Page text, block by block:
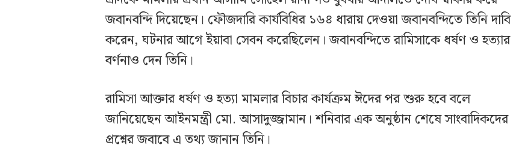
জবানবন্দি দিয়েছেন। ফৌজদারি কার্যবিধির ১৬৪ ধারায় দেওয়া জবানবন্দিতে তিনি দাবি
করেন, ঘটনার আগে ইয়াবা সেবন করেছিলেন। জবানবন্দিতে রামিসাকে ধর্ষণ ও হত্যার
বর্ণনাও দেন তিনি।
রামিসা আক্তার ধর্ষণ ও হত্যা মামলার বিচার কার্যক্রম ঈদের পর শুরু হবে বলে
জানিয়েছেন আইনমন্ত্রী মো. আসাদুজ্জামান। শনিবার এক অনুষ্ঠান শেষে সাংবাদিকদের
প্রশ্নের জবাবে এ তথ্য জানান তিনি।